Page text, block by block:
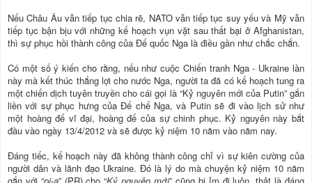
Nếu Châu Âu vẫn tiếp tục chia rẽ, NATO vẫn tiếp tục suy yếu và Mỹ vẫn
tiếp tục bận bịu với những kế hoạch vụn vặt sau thất bại ở Afghanistan,
thì sự phục hồi thành công của Đế quốc Nga là điều gần như chắc chắn.
Có một số ý kiến cho rằng, nếu như cuộc Chiến tranh Nga - Ukraine lần
này mà kết thúc thắng lợi cho nước Nga, người ta đã có kế hoạch tung ra
một chiến dịch tuyên truyền cho cái gọi là “Kỷ nguyên mới của Putin” gắn
liền với sự phục hưng của Đế chế Nga, và Putin sẽ đi vào lịch sử như
một hoàng đế vĩ đại, hoàng đế của sự chinh phục. Kỷ nguyên này bắt
đầu vào ngày 13/4/2012 và sẽ được kỷ niệm 10 năm vào năm nay.
Đáng tiếc, kế hoạch này đã không thành công chỉ vì sự kiên cường của
người dân và lãnh đạo Ukraine. Đó là lý do mà chuyện kỷ niệm 10 năm
gắn với “pi-a” (PR) cho “Kỷ nguyên mới” cũng bị ỉm đi luôn, thật là đáng